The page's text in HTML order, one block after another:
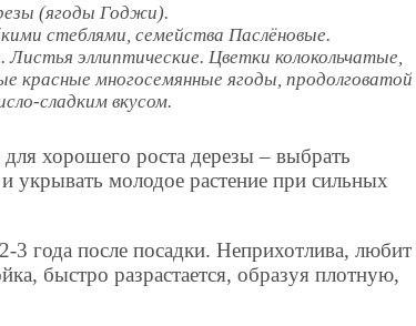
(ягоды Годжи).
стеблями, семейства Паслёновые.
эллиптические. Цветки колокольчатые,
красные многосемянные ягоды, продолговатой
сладким вкусом.
хорошего роста дерезы – выбрать
молодое растение при сильных
3 года после посадки. Неприхотлива, любит
быстро разрастается, образуя плотную,